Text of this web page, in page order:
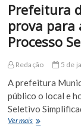
Prefeitura
prova para
Processo
Redação 5 de
A prefeitura
público o local e
Seletivo
Ver maisPrefeitura